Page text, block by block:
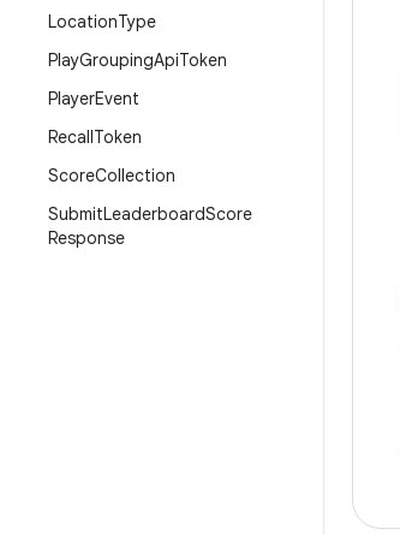
LocationType
PlayGroupingApiToken
PlayerEvent
RecallToken
ScoreCollection
SubmitLeaderboardScore
Response